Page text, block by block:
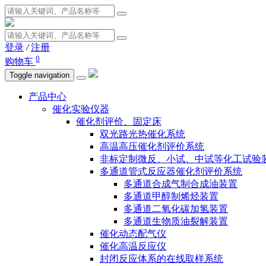
登录 / 注册
购物车 0
Toggle navigation
产品中心
催化实验仪器
催化剂评价、固定床
双光路光热催化系统
高温高压催化剂评价系统
非标定制微反、小试、中试等化工试验
多通道管式反应器催化剂评价系统
多通道合成气制合成油装置
多通道甲醇制烯烃装置
多通道二氧化碳加氢装置
多通道生物质油裂解装置
催化动态配气仪
催化高温反应仪
封闭反应体系的在线取样系统